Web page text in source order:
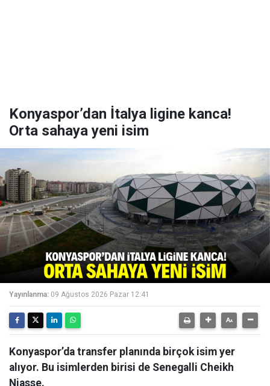
Konyaspor’dan İtalya ligine kanca!
Orta sahaya yeni isim
Yayınlanma: 09 Ağustos 2026 Pazar 12:41
Konyaspor’da transfer planında birçok isim yer
alıyor. Bu isimlerden birisi de Senegalli Cheikh
Niasse.